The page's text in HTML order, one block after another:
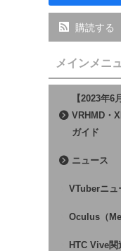
購読する
メインメニ
【2023年6
VRHMD・
ガイド
ニュース
VTuberニュ
Oculus（
HTC Vive関